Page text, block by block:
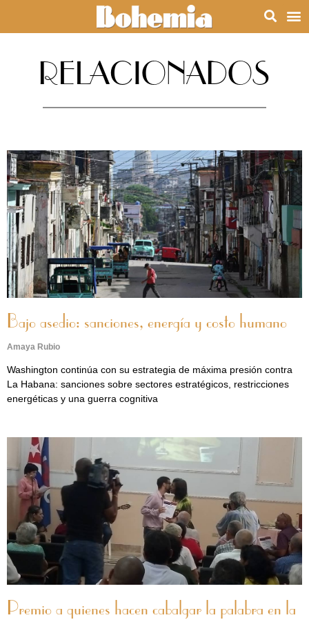
RELACIONADOS
Bajo asedio: sanciones, energía y costo humano
Amaya Rubio
Washington continúa con su estrategia de máxima presión contra
La Habana: sanciones sobre sectores estratégicos, restricciones
energéticas y una guerra cognitiva
Premio a quienes hacen cabalgar la palabra en la